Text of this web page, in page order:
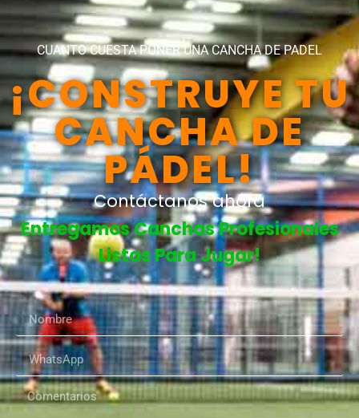
CUANTO CUESTA PONER UNA CANCHA DE PADEL
¡CONSTRUYE TU
CANCHA DE
PÁDEL!
Contáctanos ahora
Entregamos Canchas Profesionales
Listas Para Jugar!